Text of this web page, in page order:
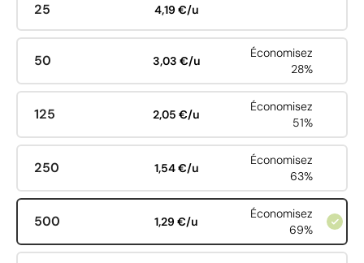
25 4,19 €/u
50 3,03 €/u
Économisez
28%
125 2,05 €/u
Économisez
51%
250 1,54 €/u
Économisez
63%
500 1,29 €/u
Économisez
69%